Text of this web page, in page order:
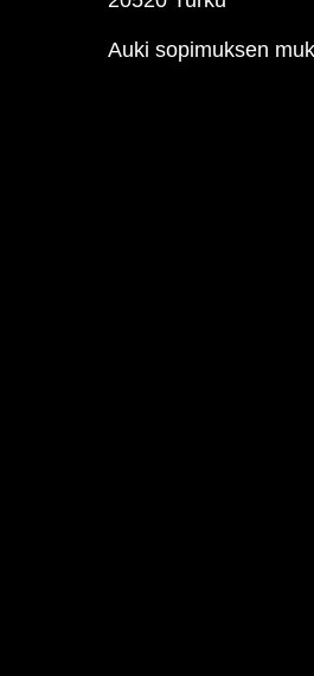
Auki sopimuksen